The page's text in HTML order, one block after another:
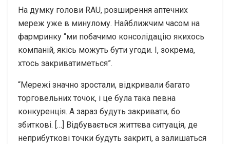
На думку голови RAU, розширення аптечних
мереж уже в минулому. Найближчим часом на
фармринку “ми побачимо консолідацію якихось
компаній, якісь можуть бути угоди. І, зокрема,
хтось закриватиметься”.
“Мережі значно зростали, відкривали багато
торговельних точок, і це була така певна
конкуренція. А зараз будуть закривати, бо
збиткові. […] Відбувається життєва ситуація, де
неприбуткові точки будуть закриті, а залишаться